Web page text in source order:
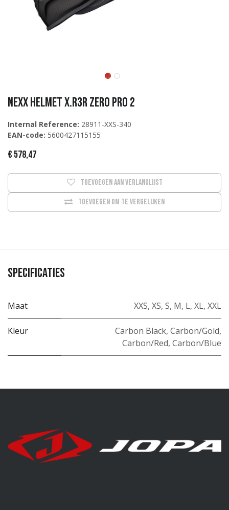
NEXX Helmet X.R3R ZERO PRO 2
Internal Reference: 28911-XXS-340
EAN-code: 5600427115155
€ 578,47
Toevoegen om te vergelijken
Toevoegen aan verlanglijst
Specificaties
Maat XXS, XS, S, M, L, XL, XXL
Kleur Carbon Black, Carbon/Gold,
Carbon/Red, Carbon/Blue